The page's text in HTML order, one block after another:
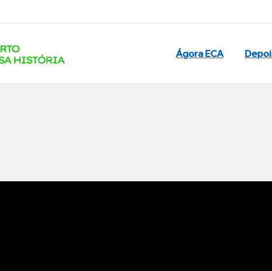
Ágora ECA